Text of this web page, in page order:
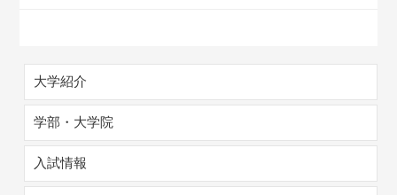
大学紹介
学部・大学院
入試情報